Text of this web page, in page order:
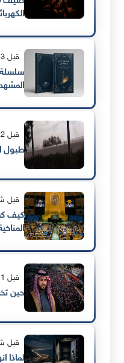
قبل 3 أشهر
سلسلة
المشهد
قبل 22 يوم
طبول
قبل
كيف
قبل 1 شهر
حين
قبل
لماذا